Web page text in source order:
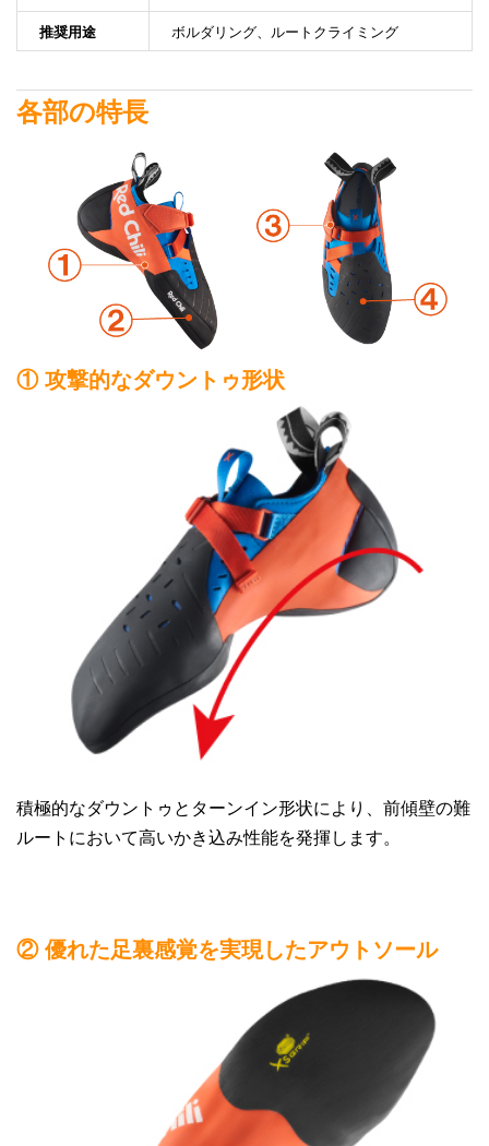
推奨用途 ボルダリング、ルートクライミング
各部の特長
① 攻撃的なダウントゥ形状
積極的なダウントゥとターンイン形状により、前傾壁の難
ルートにおいて高いかき込み性能を発揮します。
② 優れた足裏感覚を実現したアウトソール